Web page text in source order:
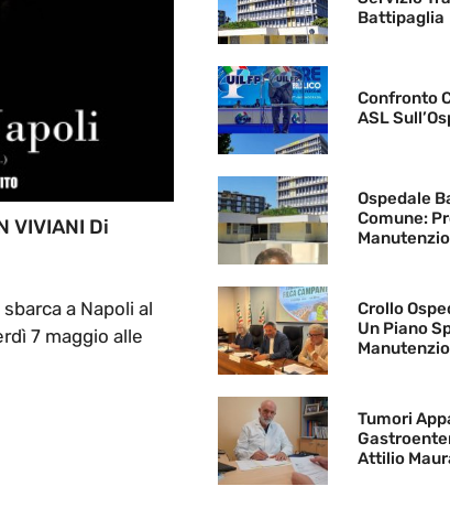
VIVIANI Di
a Napoli al
7 maggio alle
Battipaglia
Confronto
ASL
Ospedale
Comune:
Crollo
Un Piano
Tumori
Attilio